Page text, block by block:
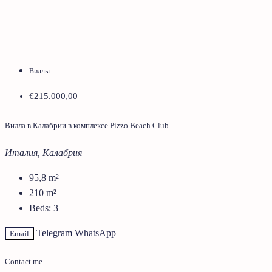
Виллы
€215.000,00
Вилла в Калабрии в комплексе Pizzo Beach Club
Италия, Калабрия
95,8 m²
210 m²
Beds: 3
Email Telegram WhatsApp
Contact me